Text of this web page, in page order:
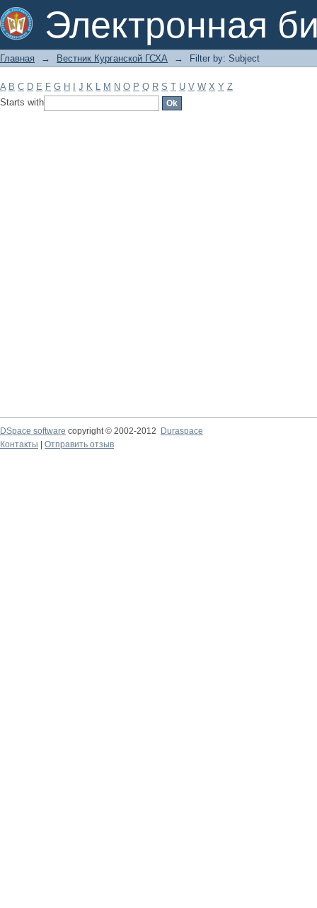
Электронная
Filter by: Subject
Главная → Вестник Курганской ГСХА → Filter by: Subject
A B C D E F G H J K L M N O P Q R S T U V W X Y Z
Starts with
DSpace software copyright © 2002-2012
Duraspace
Контакты
Отправить отзыв